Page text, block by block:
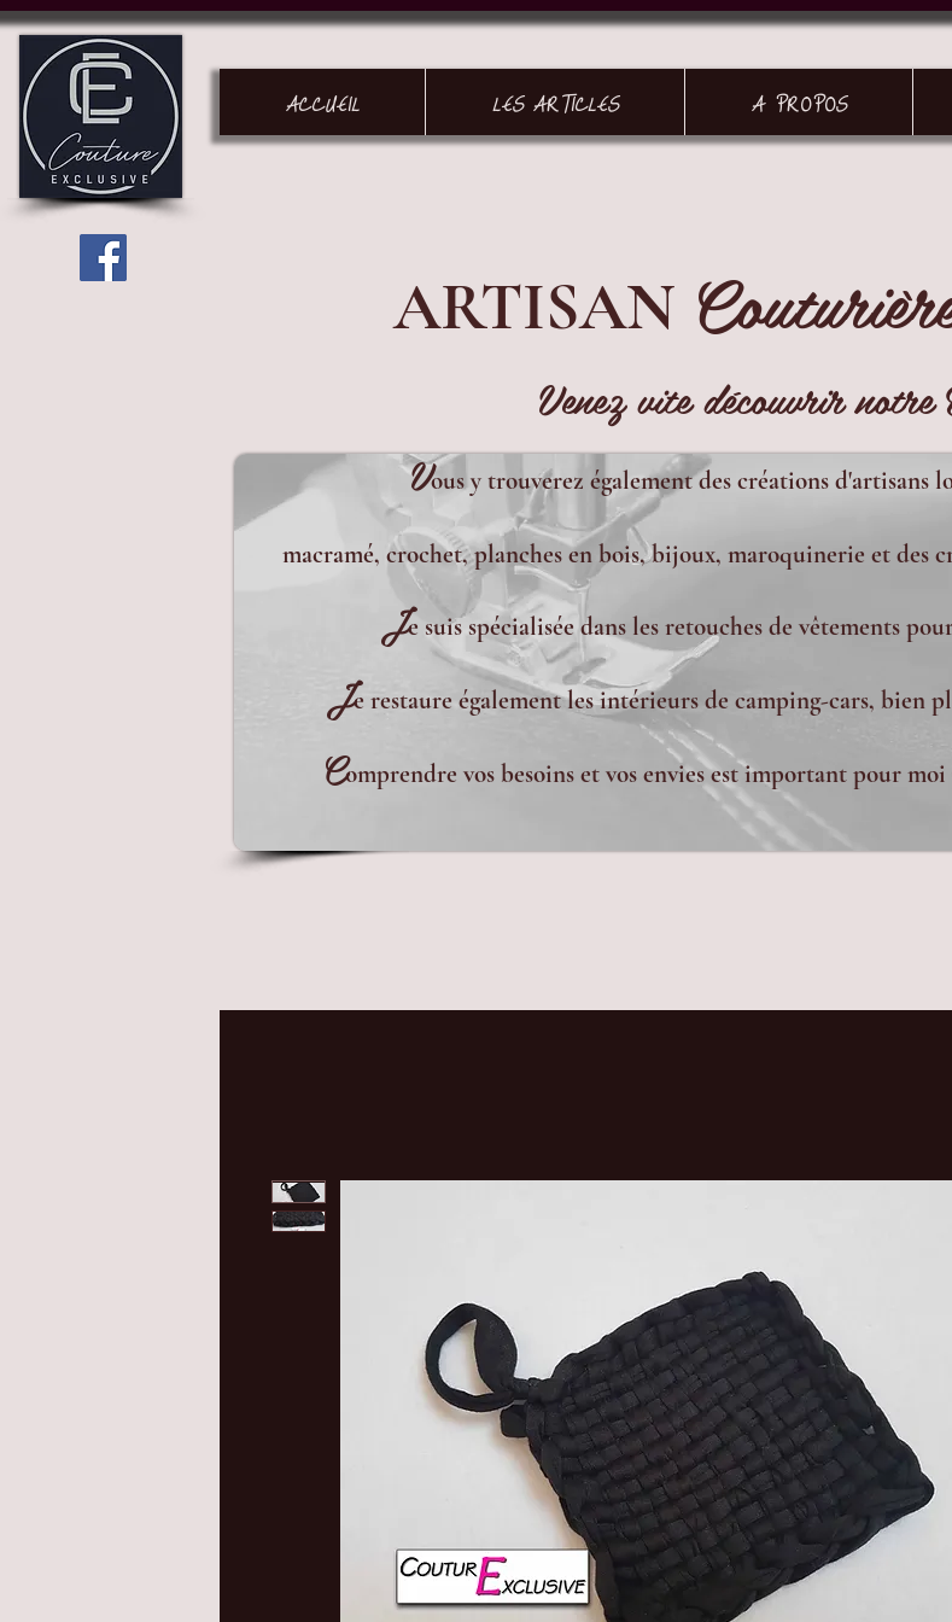
ACCUEIL LES ARTICLES A PROPOS
ARTISAN
Venez vite découvrir notre
Vous y trouverez également des créations d'artisans
macramé, crochet, planches en bois, bijoux, maroquinerie et des
Je suis spécialisée dans les retouches de vêtements
Je restaure également les intérieurs de camping-cars, bien
Comprendre vos besoins et vos envies est important pour